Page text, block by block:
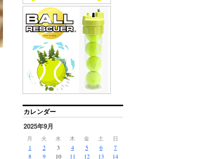
カレンダー
2025年9月
月 火 水 木 金 土 日
1 2 3 4 5 6
7
8
9 10 11 12 13
14